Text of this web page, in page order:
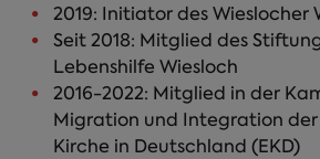
2019: Initiator des Wieslocher
Seit 2018: Mitglied des
Lebenshilfe Wiesloch
2016-2022: Mitglied in der
Migration und Integration der
Kirche in Deutschland (EKD)